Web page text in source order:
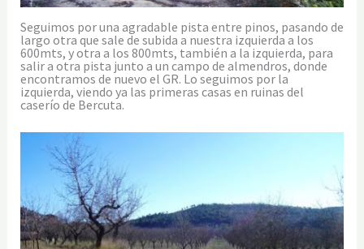
Seguimos por una agradable pista entre pinos, pasando de
largo otra que sale de subida a nuestra izquierda a los
600mts, y otra a los 800mts, también a la izquierda, para
salir a otra pista junto a un campo de almendros, donde
encontramos de nuevo el GR. Lo seguimos por la
izquierda, viendo ya las primeras casas en ruinas del
caserío de Bercuta.